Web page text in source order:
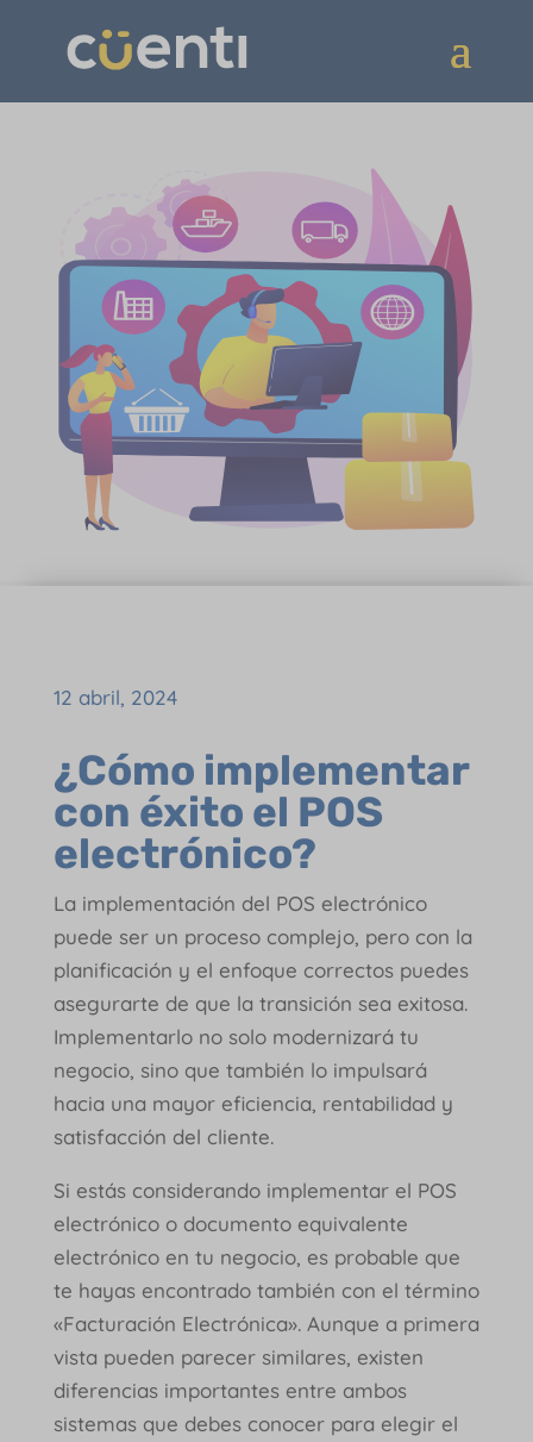
12 abril, 2024
¿Cómo implementar
con éxito el POS
electrónico?
La implementación del POS electrónico
puede ser un proceso complejo, pero con la
planificación y el enfoque correctos puedes
asegurarte de que la transición sea exitosa.
Implementarlo no solo modernizará tu
negocio, sino que también lo impulsará
hacia una mayor eficiencia, rentabilidad y
satisfacción del cliente.
Si estás considerando implementar el POS
electrónico o documento equivalente
electrónico en tu negocio, es probable que
te hayas encontrado también con el término
«Facturación Electrónica». Aunque a primera
vista pueden parecer similares, existen
diferencias importantes entre ambos
sistemas que debes conocer para elegir el